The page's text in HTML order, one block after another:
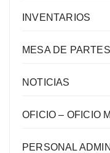
INVENTARIOS
MESA DE
NOTICIAS
OFICIO – OFICIO
PERSONAL